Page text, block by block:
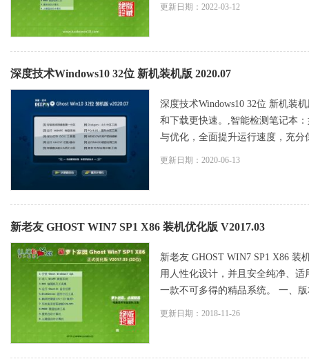
更新日期：2022-03-12
深度技术Windows10 32位 新机装机版 2020.07
深度技术Windows10 32位 新机装
和下载更快速。,智能检测笔记本
与优化，全面提升运行速度，充
更新日期：2020-06-13
新老友 GHOST WIN7 SP1 X86 装机优化版 V2017.03
新老友 GHOST WIN7 SP1 X86 装
用人性化设计，并且安全纯净、
一款不可多得的精品系统。 一、
更新日期：2018-11-26